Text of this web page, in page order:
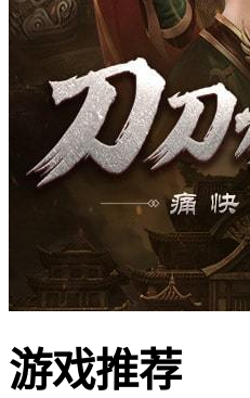
游戏推荐